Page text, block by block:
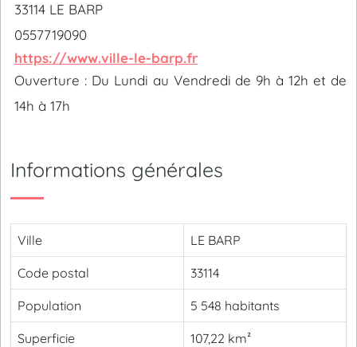
33114 LE BARP
0557719090
https://www.ville-le-barp.fr
Ouverture : Du Lundi au Vendredi de 9h à 12h et de
14h à 17h
Informations générales
Ville LE BARP
Code postal 33114
Population 5 548 habitants
Superficie 107,22 km²